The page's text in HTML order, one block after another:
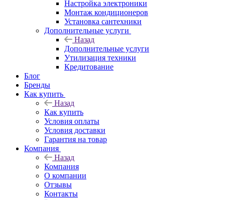
Настройка электроники
Монтаж кондиционеров
Установка сантехники
Дополнительные услуги
Назад
Дополнительные услуги
Утилизация техники
Кредитование
Блог
Бренды
Как купить
Назад
Как купить
Условия оплаты
Условия доставки
Гарантия на товар
Компания
Назад
Компания
О компании
Отзывы
Контакты